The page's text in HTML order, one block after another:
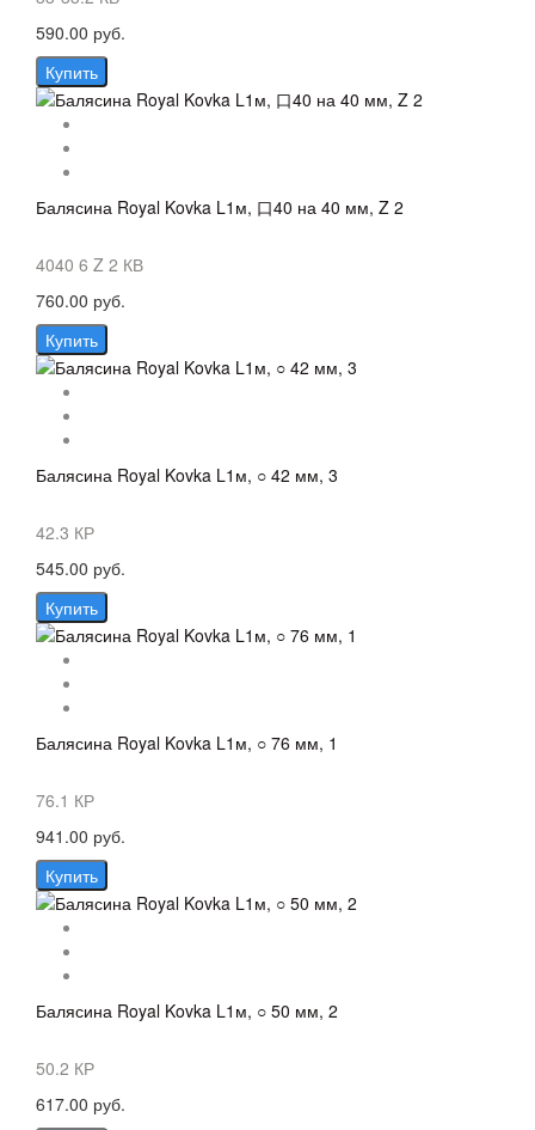
590.00 руб.
Купить
Балясина Royal Kovka L1м, 口40 на 40 мм, Z 2
4040 6 Z 2 КВ
760.00 руб.
Купить
Балясина Royal Kovka L1м, ○ 42 мм, 3
42.3 КР
545.00 руб.
Купить
Балясина Royal Kovka L1м, ○ 76 мм, 1
76.1 КР
941.00 руб.
Купить
Балясина Royal Kovka L1м, ○ 50 мм, 2
50.2 КР
617.00 руб.